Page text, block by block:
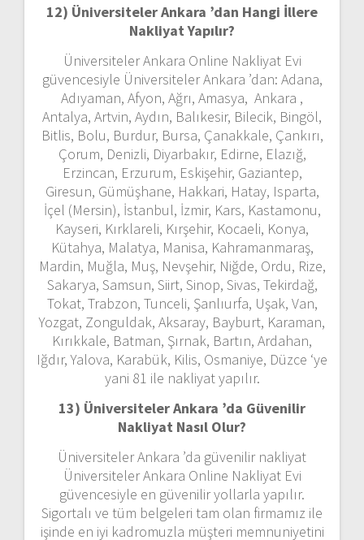
12) Üniversiteler Ankara ’dan Hangi İllere
Nakliyat Yapılır?
Üniversiteler Ankara Online Nakliyat Evi
güvencesiyle Üniversiteler Ankara ’dan: Adana,
Adıyaman, Afyon, Ağrı, Amasya, Ankara ,
Antalya, Artvin, Aydın, Balıkesir, Bilecik, Bingöl,
Bitlis, Bolu, Burdur, Bursa, Çanakkale, Çankırı,
Çorum, Denizli, Diyarbakır, Edirne, Elazığ,
Erzincan, Erzurum, Eskişehir, Gaziantep,
Giresun, Gümüşhane, Hakkari, Hatay, Isparta,
İçel (Mersin), İstanbul, İzmir, Kars, Kastamonu,
Kayseri, Kırklareli, Kırşehir, Kocaeli, Konya,
Kütahya, Malatya, Manisa, Kahramanmaraş,
Mardin, Muğla, Muş, Nevşehir, Niğde, Ordu, Rize,
Sakarya, Samsun, Siirt, Sinop, Sivas, Tekirdağ,
Tokat, Trabzon, Tunceli, Şanlıurfa, Uşak, Van,
Yozgat, Zonguldak, Aksaray, Bayburt, Karaman,
Kırıkkale, Batman, Şırnak, Bartın, Ardahan,
Iğdır, Yalova, Karabük, Kilis, Osmaniye, Düzce ‘ye
yani 81 ile nakliyat yapılır.
13) Üniversiteler Ankara ’da Güvenilir
Nakliyat Nasıl Olur?
Üniversiteler Ankara ’da güvenilir nakliyat
Üniversiteler Ankara Online Nakliyat Evi
güvencesiyle en güvenilir yollarla yapılır.
Sigortalı ve tüm belgeleri tam olan firmamız ile
işinde en iyi kadromuzla müşteri memnuniyetini